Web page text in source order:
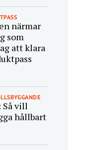
närmar
som
att klara
Så vill
hållbart